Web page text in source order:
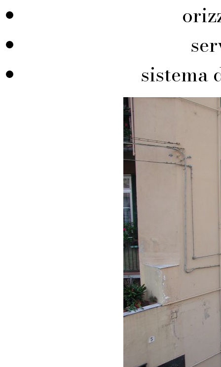
sistema